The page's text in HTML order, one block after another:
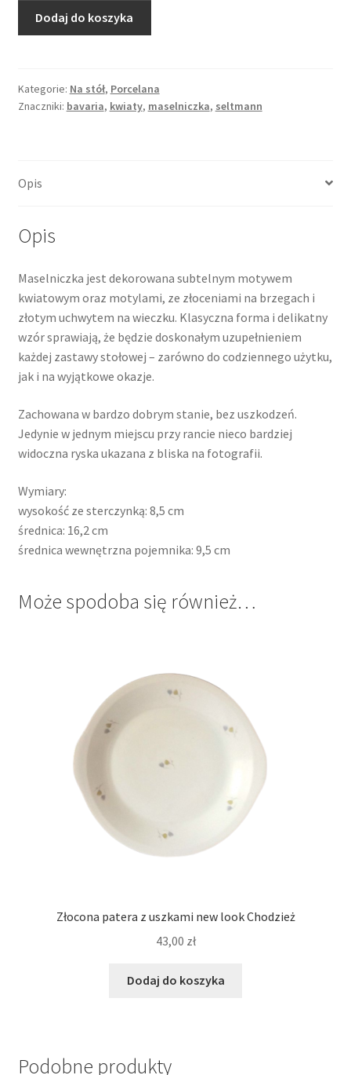
Maselniczka
kwiaty,
motyle,
Weiden
Dodaj do koszyka
Kategorie: Na stół, Porcelana
Znaczniki: bavaria, kwiaty, maselniczka, seltmann
Opis
Opis
Maselniczka jest dekorowana subtelnym motywem
kwiatowym oraz motylami, ze złoceniami na brzegach i
złotym uchwytem na wieczku. Klasyczna forma i delikatny
wzór sprawiają, że będzie doskonałym uzupełnieniem
każdej zastawy stołowej – zarówno do codziennego użytku,
jak i na wyjątkowe okazje.
Zachowana w bardzo dobrym stanie, bez uszkodzeń.
Jedynie w jednym miejscu przy rancie nieco bardziej
widoczna ryska ukazana z bliska na fotografii.
Wymiary:
wysokość ze sterczynką: 8,5 cm
średnica: 16,2 cm
średnica wewnętrzna pojemnika: 9,5 cm
Może spodoba się również…
Złocona patera z uszkami new look Chodzież
43,00 zł
Dodaj do koszyka
Podobne produkty